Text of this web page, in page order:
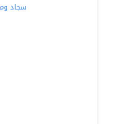
سجاد